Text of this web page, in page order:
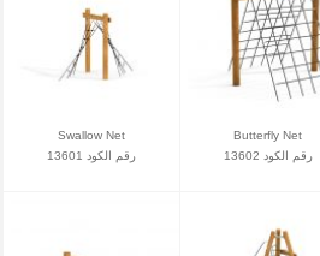
Swallow Net
رقم الكود 13601
Butterfly Net
رقم الكود 13602